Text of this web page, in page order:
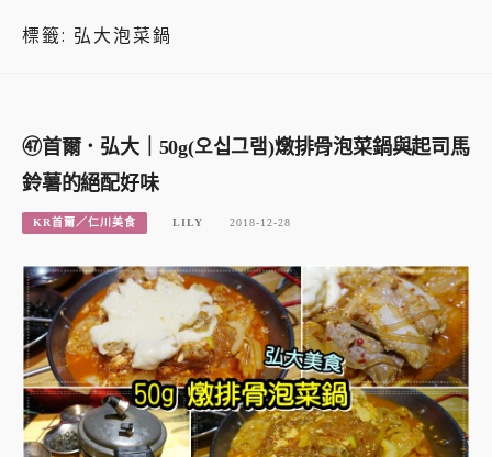
標籤: 弘大泡菜鍋
㊼首爾．弘大｜50g(오십그램)燉排骨泡菜鍋與起司馬
鈴薯的絕配好味
KR首爾／仁川美食 LILY 2018-12-28